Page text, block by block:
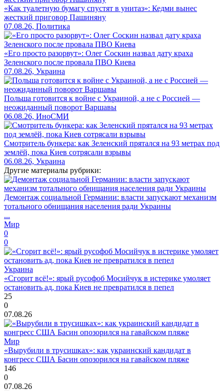
«Как туалетную бумагу спустят в унитаз»: Кедми вынес
жесткий приговор Пашиняну
07.08.26, Политика
«Его просто разорвут»: Олег Соскин назвал дату краха
Зеленского после провала ПВО Киева
07.08.26, Украина
Польша готовится к войне с Украиной, а не с Россией —
неожиданный поворот Варшавы
06.08.26, ИноСМИ
Смотритель бункера: как Зеленский прятался на 93 метрах под
землёй, пока Киев сотрясали взрывы
06.08.26, Украина
Другие материалы рубрики:
Демонтаж социальной Германии: власти запускают механизм
тотального обнищания населения ради Украины
...
Мир
0
0
Украина
«Сгорит всё!»: ярый русофоб Мосийчук в истерике умоляет
остановить ад, пока Киев не превратился в пепел
25
0
07.08.26
Мир
«Вырубили в трусишках»: как украинский кандидат в
конгресс США Басин опозорился на гавайском пляже
146
0
07.08.26